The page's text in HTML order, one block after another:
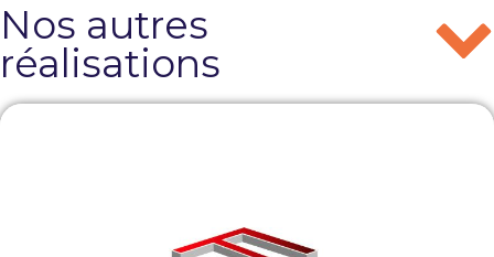
Nos autres
réalisations